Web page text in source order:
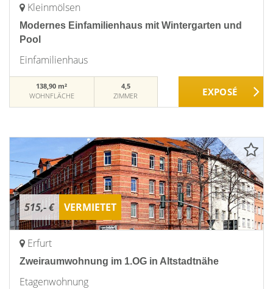
Kleinmölsen
Modernes Einfamilienhaus mit Wintergarten und
Pool
Einfamilienhaus
138,90 m²
WOHNFLÄCHE
4,5
ZIMMER
515,- € VERMIETET
Erfurt
Zweiraumwohnung im 1.OG in Altstadtnähe
Etagenwohnung